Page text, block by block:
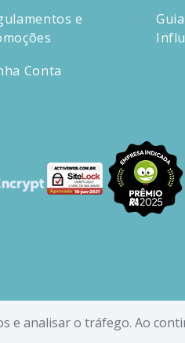
e analisar o tráfego. Ao
e
Conta